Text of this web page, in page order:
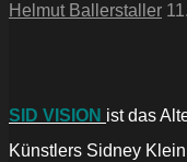
Helmut Ballerstaller
SID VISION ist das
Künstlers Sidney